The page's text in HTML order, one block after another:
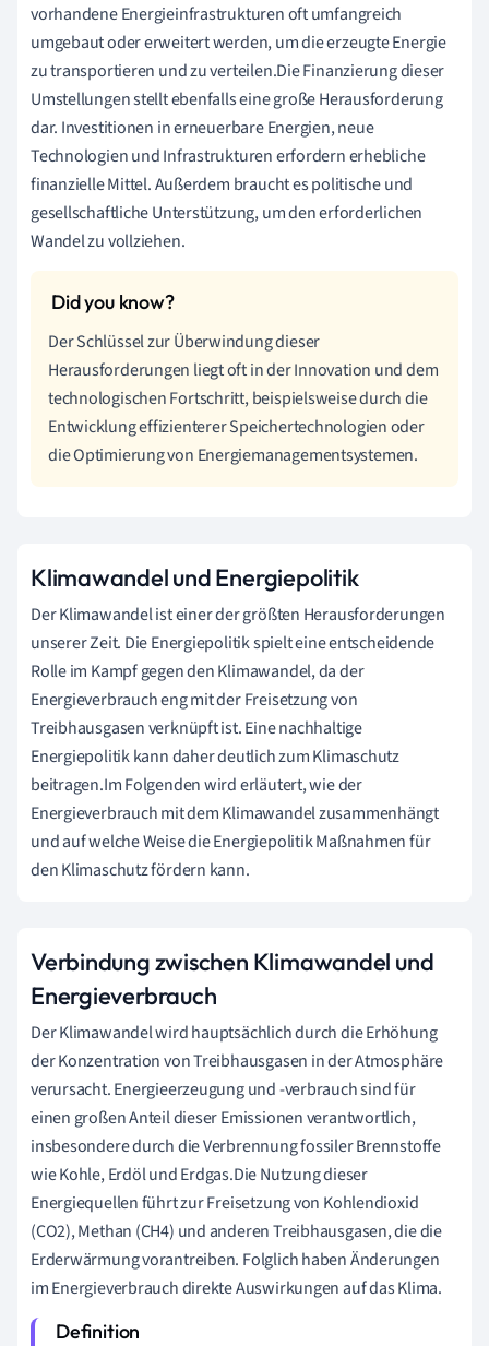
vorhandene Energieinfrastrukturen oft umfangreich
umgebaut oder erweitert werden, um die erzeugte Energie
zu transportieren und zu verteilen.Die Finanzierung dieser
Umstellungen stellt ebenfalls eine große Herausforderung
dar. Investitionen in erneuerbare Energien, neue
Technologien und Infrastrukturen erfordern erhebliche
finanzielle Mittel. Außerdem braucht es politische und
gesellschaftliche Unterstützung, um den erforderlichen
Wandel zu vollziehen.
Der Schlüssel zur Überwindung dieser
Herausforderungen liegt oft in der Innovation und dem
technologischen Fortschritt, beispielsweise durch die
Entwicklung effizienterer Speichertechnologien oder
die Optimierung von Energiemanagementsystemen.
Klimawandel und Energiepolitik
Der Klimawandel ist einer der größten Herausforderungen
unserer Zeit. Die Energiepolitik spielt eine entscheidende
Rolle im Kampf gegen den Klimawandel, da der
Energieverbrauch eng mit der Freisetzung von
Treibhausgasen verknüpft ist. Eine nachhaltige
Energiepolitik kann daher deutlich zum Klimaschutz
beitragen.Im Folgenden wird erläutert, wie der
Energieverbrauch mit dem Klimawandel zusammenhängt
und auf welche Weise die Energiepolitik Maßnahmen für
den Klimaschutz fördern kann.
Verbindung zwischen Klimawandel und
Energieverbrauch
Der Klimawandel wird hauptsächlich durch die Erhöhung
der Konzentration von Treibhausgasen in der Atmosphäre
verursacht. Energieerzeugung und -verbrauch sind für
einen großen Anteil dieser Emissionen verantwortlich,
insbesondere durch die Verbrennung fossiler Brennstoffe
wie Kohle, Erdöl und Erdgas.Die Nutzung dieser
Energiequellen führt zur Freisetzung von Kohlendioxid
(CO2), Methan (CH4) und anderen Treibhausgasen, die die
Erderwärmung vorantreiben. Folglich haben Änderungen
im Energieverbrauch direkte Auswirkungen auf das Klima.